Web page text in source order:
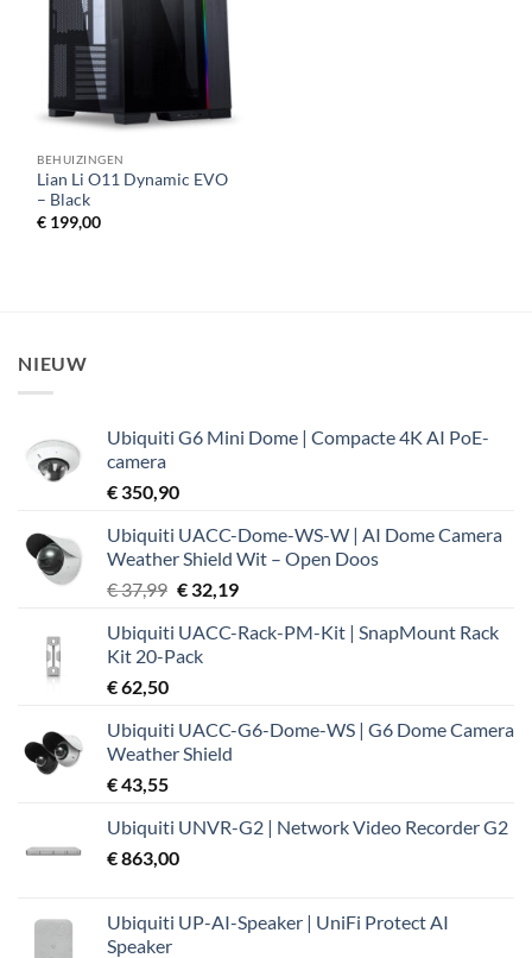
BEHUIZINGEN
Lian Li O11 Dynamic EVO
– Black
€ 199,00
NIEUW
Ubiquiti G6 Mini Dome | Compacte 4K AI PoE-
camera
€ 350,90
Ubiquiti UACC-Dome-WS-W | AI Dome Camera
Weather Shield Wit – Open Doos
€37,99 Oorspronkelijke
was:
€ 37,99.
€32,19Huidige
is:
Ubiquiti UACC-Rack-PM-Kit | SnapMount Rack
Kit 20-Pack
€62,50
Ubiquiti UACC-G6-Dome-WS | G6 Dome Camera
Weather Shield
€43,55
Ubiquiti UNVR-G2 | Network Video Recorder G2
€863,00
Ubiquiti UP-AI-Speaker | UniFi Protect AI
Speaker